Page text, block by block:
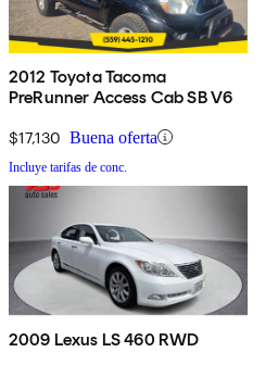
2012 Toyota Tacoma
PreRunner Access Cab SB V6
$17,130 Buena oferta
Incluye tarifas de conc.
2009 Lexus LS 460 RWD